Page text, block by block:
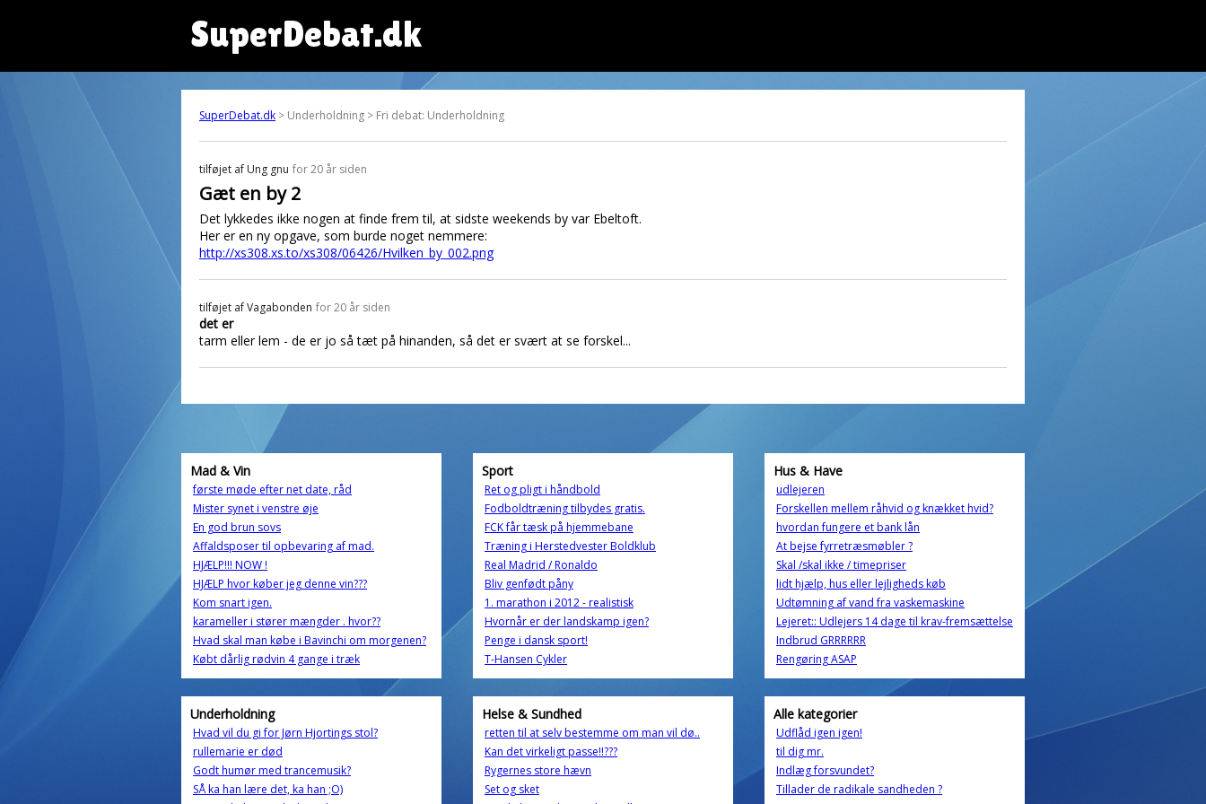
SuperDebat.dk
SuperDebat.dk > Underholdning > Fri debat: Underholdning
tilføjet af Ung gnu for 20 år siden
Gæt en by 2
Det lykkedes ikke nogen at finde frem til, at sidste weekends by var Ebeltoft.
Her er en ny opgave, som burde noget nemmere:
http://xs308.xs.to/xs308/06426/Hvilken_by_002.png
tilføjet afVagabonden for 20 år siden
det er
tarm eller lem - de er jo så tæt på hinanden, så det er svært at se forskel...
Mad & Vin
første møde efter net date, råd
Mister synet i venstre øje
En god brun sovs
Affaldsposer til opbevaring af mad.
HJÆLP!!! NOW !
HJÆLP hvor køber jeg denne vin???
Kom snart igen.
karameller i stører mængder . hvor??
Hvad skal man købe i Bavinchi om morgenen?
Købt dårlig rødvin 4 gange i træk
Sport
Ret og pligt i håndbold
Fodboldtræning tilbydes gratis.
FCK får tæsk på hjemmebane
Træning i Herstedvester Boldklub
Real Madrid / Ronaldo
Bliv genfødt påny
1. marathon i 2012 - realistisk
Hvornår er der landskamp igen?
Penge i dansk sport!
T-Hansen Cykler
Hus & Have
udlejeren
Forskellen mellem råhvid og knækket hvid?
hvordan fungere et bank lån
At bejse fyrretræsmøbler ?
Skal /skal ikke / timepriser
lidt hjælp, hus eller lejligheds køb
Udtømning af vand fra vaskemaskine
Lejeret:: Udlejers 14 dage til krav-fremsættelse
Indbrud GRRRRRR
Rengøring ASAP
Underholdning
Hvad vil du gi for Jørn Hjortings stol?
rullemarie er død
Godt humør med trancemusik?
SÅ ka han lære det, ka han ;O)
Helse & Sundhed
retten til at selv bestemme om man vil dø..
Kan det virkeligt passe!!???
Rygernes store hævn
Set og sket
Alle kategorier
Udflåd igen igen!
til dig mr.
Indlæg forsvundet?
Tillader de radikale sandheden ?